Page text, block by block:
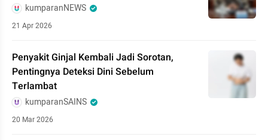
kumparanNEWS
21 Apr 2026
Penyakit Ginjal Kembali Jadi Sorotan,
Pentingnya Deteksi Dini Sebelum
Terlambat
kumparanSAINS
20 Mar 2026